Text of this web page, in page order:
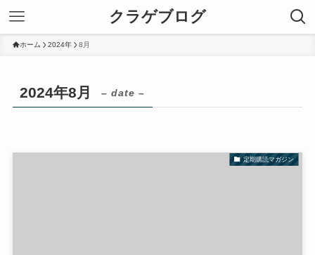
クラゲブログ
ホーム 2024年 8月
2024年8月 – date –
定期購読マガジン